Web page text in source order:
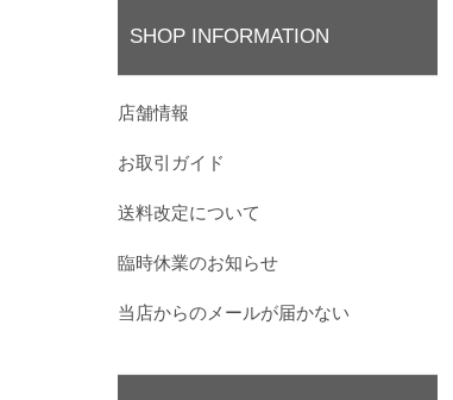
SHOP INFORMATION
店舗情報
お取引ガイド
送料改定について
臨時休業のお知らせ
当店からのメールが届かない